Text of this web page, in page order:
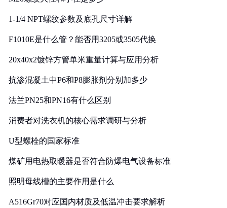
1-1/4 NPT螺纹参数及底孔尺寸详解
F1010E是什么管？能否用3205或3505代换
20x40x2镀锌方管单米重量计算与应用分析
抗渗混凝土中P6和P8膨胀剂分别加多少
法兰PN25和PN16有什么区别
消费者对洗衣机的核心需求调研与分析
U型螺栓的国家标准
煤矿用电热取暖器是否符合防爆电气设备标准
照明母线槽的主要作用是什么
A516Gr70对应国内材质及低温冲击要求解析